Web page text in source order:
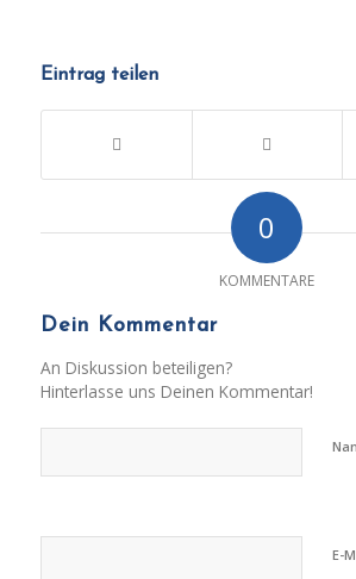
Eintrag teilen
0
KOMMENTARE
Dein Kommentar
An Diskussion beteiligen?
Hinterlasse uns Deinen Kommentar!
E-